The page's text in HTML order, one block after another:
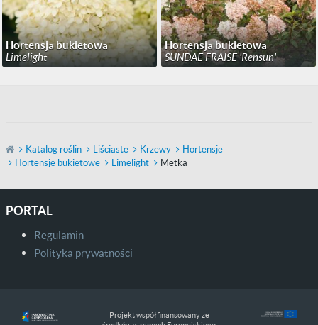
Hortensja bukietowa
Limelight
Hortensja bukietowa
SUNDAE FRAISE 'Rensun'
Katalog roślin Liściaste Krzewy
Hortensje
Hortensje bukietowe
Limelight Metka
PORTAL
Regulamin
Polityka prywatności
Projekt współfinansowany ze